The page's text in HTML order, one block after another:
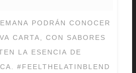
PODRÁN CONOCER
CARTA, CON SABORES
LA ESENCIA DE
#FEELTHELATINBLEND